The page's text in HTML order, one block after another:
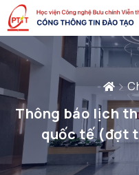
Thông báo lịch
quốc tế (đợt